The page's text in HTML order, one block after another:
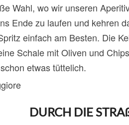
Wahl, wo wir unseren
Ende zu laufen und kehren
einfach am Besten. Die
Schale mit Oliven und
etwas tüttelich.
DURCH DIE